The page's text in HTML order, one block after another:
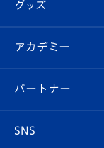
チケット
イベント
メディア
スタッフプロフ
マスコット紹介
Revive Team
ヴィヴィくん
フォトギャラ
スタジアムグ
V-LOVERS（
プレイヤーズ
グッズ
オンラインショ
店舗情報
アカデミー
育成からのお知
パートナー
SNS